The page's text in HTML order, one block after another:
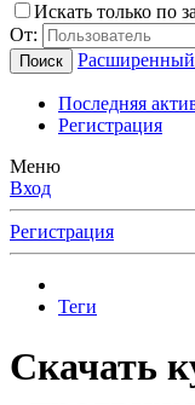
Искать только по
От:
Поиск
Последняя
Регистрация
Меню
Вход
Регистрация
Теги
Скачать